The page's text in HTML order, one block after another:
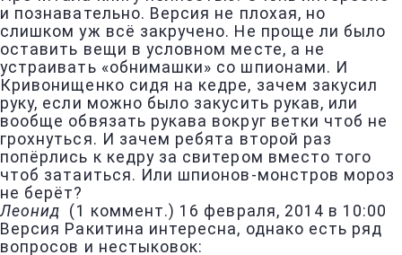
и познавательно. Версия не плохая, но
слишком уж всё закручено. Не проще ли было
оставить вещи в условном месте, а не
устраивать «обнимашки» со шпионами. И
Кривонищенко сидя на кедре, зачем закусил
руку, если можно было закусить рукав, или
вообще обвязать рукава вокруг ветки чтоб не
грохнуться. И зачем ребята второй раз
попёрлись к кедру за свитером вместо того
чтоб затаиться. Или шпионов-монстров мороз
не берёт?
Леонид ( 1 коммент.) 16 февраля, 2014 в 10:00
Версия Ракитина интересна, однако есть ряд
вопросов и нестыковок: